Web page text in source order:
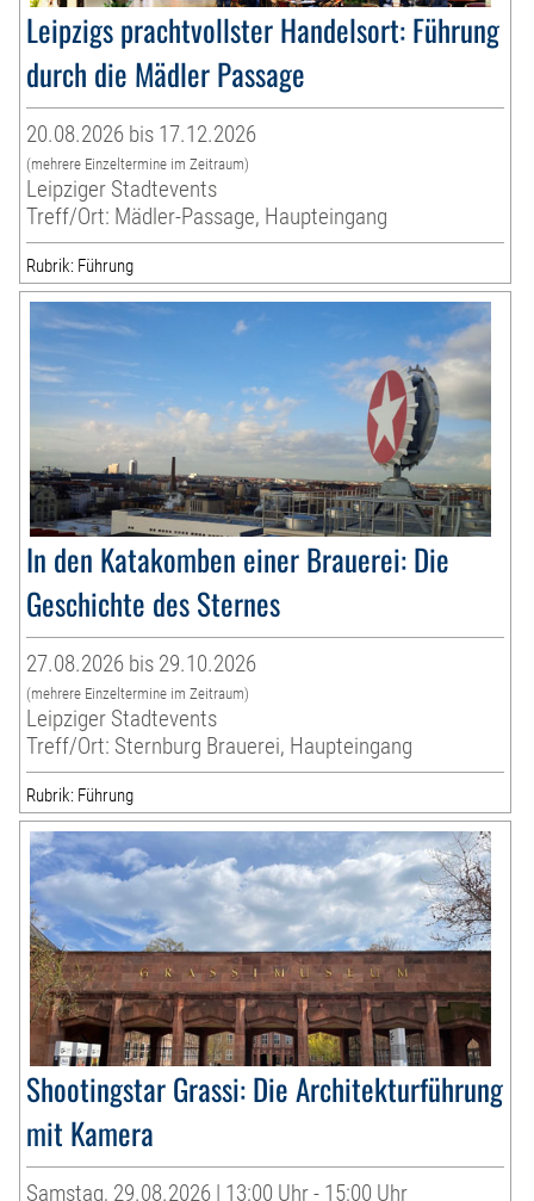
Leipzigs prachtvollster Handelsort: Führung
durch die Mädler Passage
20.08.2026 bis 17.12.2026
(mehrere Einzeltermine im Zeitraum)
Leipziger Stadtevents
Treff/Ort: Mädler-Passage, Haupteingang
Rubrik: Führung
In den Katakomben einer Brauerei: Die
Geschichte des Sternes
27.08.2026 bis 29.10.2026
(mehrere Einzeltermine im Zeitraum)
Leipziger Stadtevents
Treff/Ort: Sternburg Brauerei, Haupteingang
Rubrik: Führung
Shootingstar Grassi: Die Architekturführung
mit Kamera
Samstag, 29.08.2026 | 13:00 Uhr - 15:00 Uhr